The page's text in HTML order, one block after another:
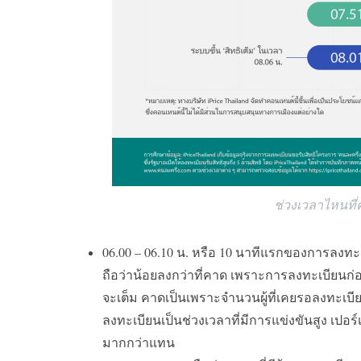
ช่วงเวลาไหน
06.00 – 06.10 น. หรือ 10 นาทีแรกของการลงท
ถือว่าน้อยลงกว่าที่คาด เพราะการลงทะเบียน
จะเต็ม คาดเป็นเพราะจำนวนผู้ที่เคยรอลงทะเ
ลงทะเบียนเป็นช่วงเวลาที่มีการแข่งขันสูง เป
มากกว่าแทน